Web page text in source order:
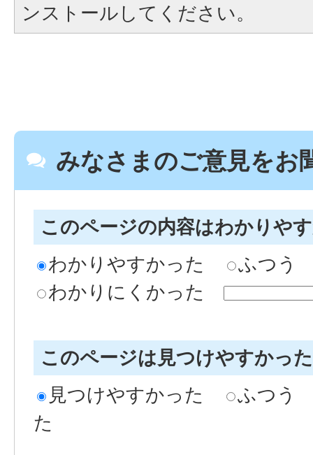
ンストールしてください。
みなさまのご意見をお
このページの内容はわかりや
わかりやすかった
ふつう
わかりにくかった
このページは見つけやすかっ
見つけやすかった
ふつう
た